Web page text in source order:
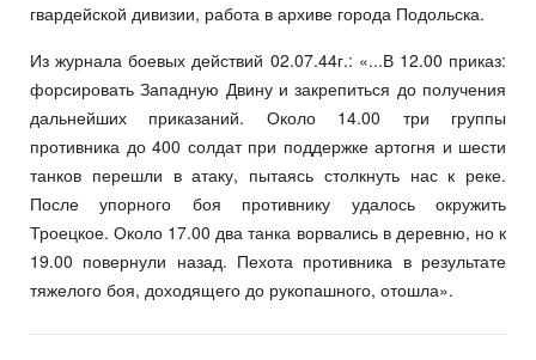
гвардейской дивизии, работа в архиве города Подольска.
Из журнала боевых действий 02.07.44г.: «...В 12.00 приказ:
фор­сировать Западную Двину и закрепиться до получения
дальнейших приказаний. Около 14.00 три груп­пы
противника до 400 солдат при поддержке артогня и шести
тан­ков перешли в атаку, пытаясь столкнуть нас к реке.
После упор­ного боя противнику удалось ок­ружить
Троецкое. Около 17.00 два танка ворвались в деревню, но к
19.00 повернули назад. Пехота противника в результате
тяжелого боя, доходящего до рукопашного, отошла».